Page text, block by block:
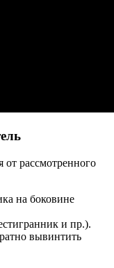
от рассмотренного
на боковине
и пр.).
вывинтить